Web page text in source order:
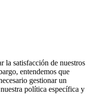
la satisfacción de nuestros
entendemos que
gestionar un
política específica y